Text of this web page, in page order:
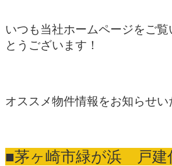
いつも当社ホームページをご
とうございます！
オススメ物件情報をお知らせい
■茅ヶ崎市緑が浜 戸建